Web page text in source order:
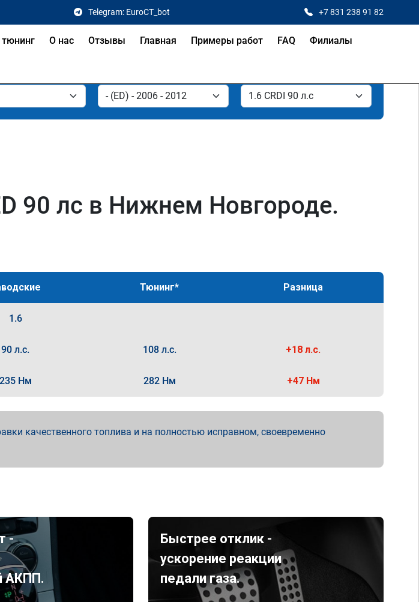
Telegram: EuroCT_bot +7 831 238 91 82
О нас Отзывы Главная Примеры работ FAQ Филиалы
90 лс в Нижнем Новгороде.
Тюнинг* Разница
1.6
90 л.с. 108 л.с. +18 л.с.
235 Нм 282 Нм +47 Нм
качественного топлива и на полностью исправном, своевременно
-
АКПП.
Быстрее отклик -
ускорение реакции
педали газа.